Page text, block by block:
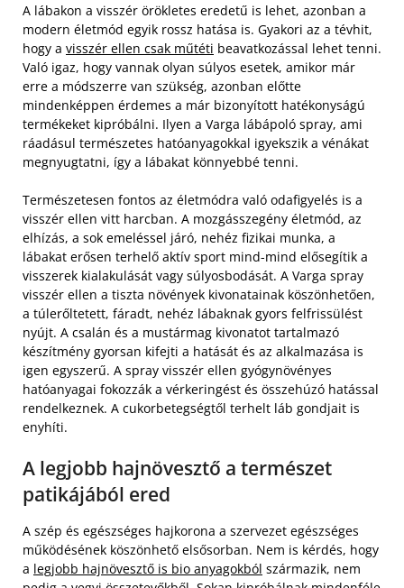
A lábakon a visszér örökletes eredetű is lehet, azonban a
modern életmód egyik rossz hatása is. Gyakori az a tévhit,
hogy a visszér ellen csak műtéti beavatkozással lehet tenni.
Való igaz, hogy vannak olyan súlyos esetek, amikor már
erre a módszerre van szükség, azonban előtte
mindenképpen érdemes a már bizonyított hatékonyságú
termékeket kipróbálni. Ilyen a Varga lábápoló spray, ami
ráadásul természetes hatóanyagokkal igyekszik a vénákat
megnyugtatni, így a lábakat könnyebbé tenni.
Természetesen fontos az életmódra való odafigyelés is a
visszér ellen vitt harcban. A mozgásszegény életmód, az
elhízás, a sok emeléssel járó, nehéz fizikai munka, a
lábakat erősen terhelő aktív sport mind-mind elősegítik a
visszerek kialakulását vagy súlyosbodását. A Varga spray
visszér ellen a tiszta növények kivonatainak köszönhetően,
a túlerőltetett, fáradt, nehéz lábaknak gyors felfrissülést
nyújt. A csalán és a mustármag kivonatot tartalmazó
készítmény gyorsan kifejti a hatását és az alkalmazása is
igen egyszerű. A spray visszér ellen gyógynövényes
hatóanyagai fokozzák a vérkeringést és összehúzó hatással
rendelkeznek. A cukorbetegségtől terhelt láb gondjait is
enyhíti.
A legjobb hajnövesztő a természet
patikájából ered
A szép és egészséges hajkorona a szervezet egészséges
működésének köszönhető elsősorban. Nem is kérdés, hogy
a legjobb hajnövesztő is bio anyagokból származik, nem